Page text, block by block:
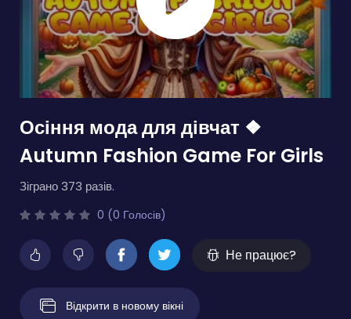
Осіння мода для дівчат ❖
Autumn Fashion Game For Girls
Зіграно 373 разів.
0 (0 Голосів)
Не працює?
Відкрити в новому вікні